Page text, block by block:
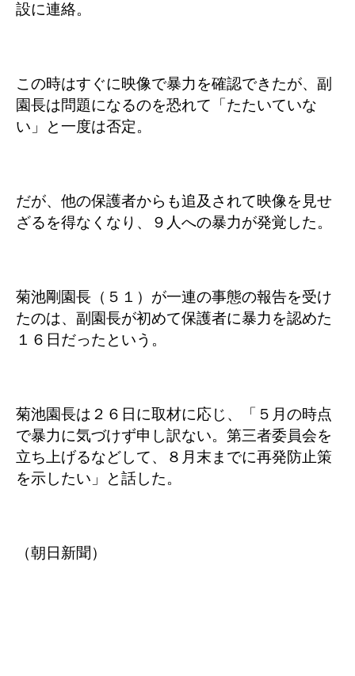
設に連絡。
この時はすぐに映像で暴力を確認できたが、副
園長は問題になるのを恐れて「たたいていな
い」と一度は否定。
だが、他の保護者からも追及されて映像を見せ
ざるを得なくなり、９人への暴力が発覚した。
菊池剛園長（５１）が一連の事態の報告を受け
たのは、副園長が初めて保護者に暴力を認めた
１６日だったという。
菊池園長は２６日に取材に応じ、「５月の時点
で暴力に気づけず申し訳ない。第三者委員会を
立ち上げるなどして、８月末までに再発防止策
を示したい」と話した。
（朝日新聞）